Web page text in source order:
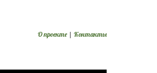
О проекте | Контакты